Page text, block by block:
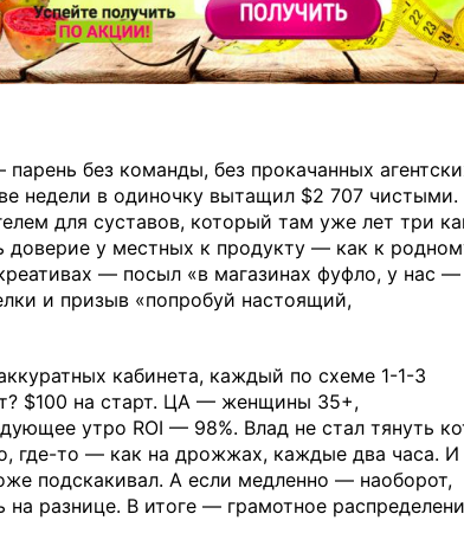
без команды, без прокачанных
недели в одиночку вытащил $2 707 чистыми.
для суставов, который там уже лет три
доверие у местных к продукту — как к
— посыл «в магазинах фуфло, у нас —
и призыв «попробуй настоящий,
кабинета, каждый по схеме 1-1-3
$100 на старт. ЦА — женщины 35+,
утро ROI — 98%. Влад не стал тянуть
где-то — как на дрожжах, каждые два часа. И
подскакивал. А если медленно — наоборот,
разнице. В итоге — грамотное